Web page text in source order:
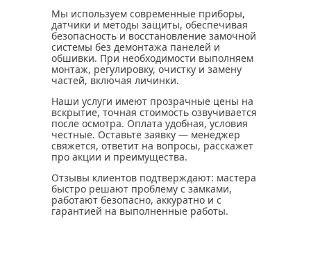
Мы используем современные приборы,
датчики и методы защиты, обеспечивая
безопасность и восстановление замочной
системы без демонтажа панелей и
обшивки. При необходимости выполняем
монтаж, регулировку, очистку и замену
частей, включая личинки.
Наши услуги имеют прозрачные цены на
вскрытие, точная стоимость озвучивается
после осмотра. Оплата удобная, условия
честные. Оставьте заявку — менеджер
свяжется, ответит на вопросы, расскажет
про акции и преимущества.
Отзывы клиентов подтверждают: мастера
быстро решают проблему с замками,
работают безопасно, аккуратно и с
гарантией на выполненные работы.